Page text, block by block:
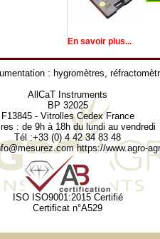
En savoir plus...
: hygromètres,
AllCaT Instruments
BP 32025
F13845 - Vitrolles Cedex France
: de 9h à 18h du lundi au vendredi
Tél :+33 (0) 4 42 34 83 48
https://www.agro-
ISO ISO9001:2015 Certifié
Certificat n°A529